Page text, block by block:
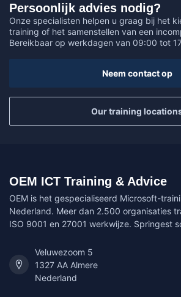
Persoonlijk advies nodig?
Onze specialisten helpen u graag bij het
training of het samenstellen van een
Bereikbaar op werkdagen van 09:00 tot
Neem contact op
Our training
OEM ICT Training & Advice
OEM is het gespecialiseerd Microsoft-
Nederland. Meer dan 2.500 organisaties
ISO 9001 en 27001 werkwijze. Springest
Veluwezoom 5
1327 AA Almere
Nederland